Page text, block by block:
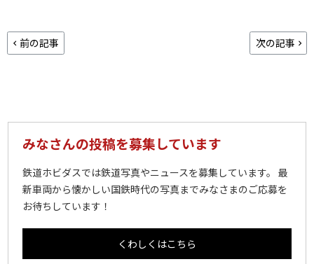
前の記事 次の記事
みなさんの投稿を募集しています
鉄道ホビダスでは鉄道写真やニュースを募集しています。 最
新車両から懐かしい国鉄時代の写真までみなさまのご応募を
お待ちしています！
くわしくはこちら